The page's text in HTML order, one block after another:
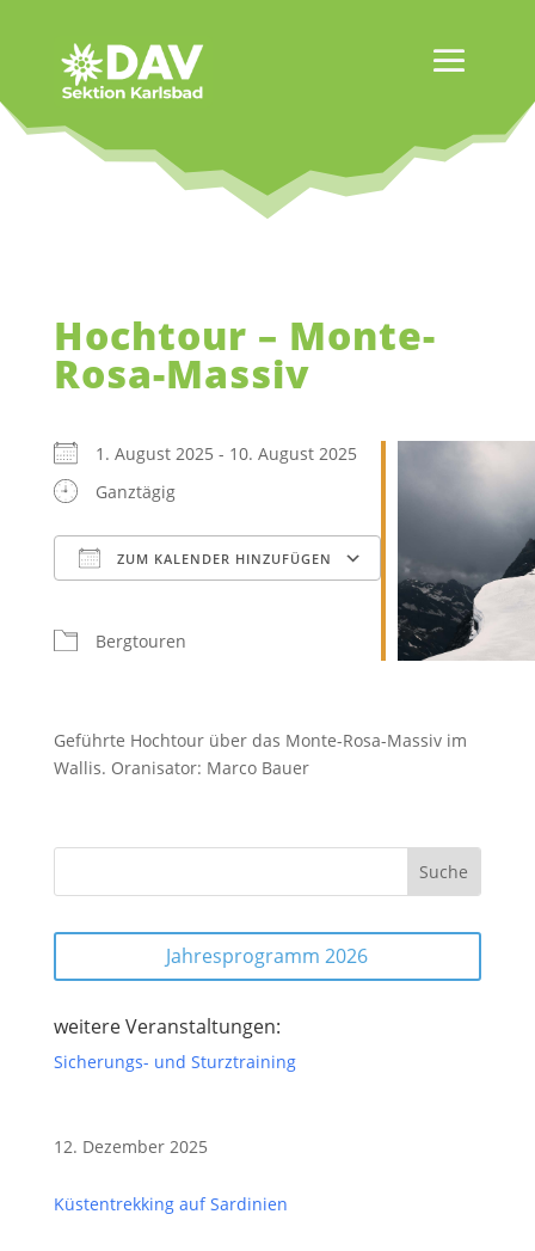
Hochtour – Monte-
Rosa-Massiv
1. August 2025 - 10. August 2025
Ganztägig
ZUM KALENDER HINZUFÜGEN
Outlook Live
Bergtouren
Geführte Hochtour über das Monte-Rosa-Massiv im
Wallis. Oranisator: Marco Bauer
Jahresprogramm 2026
weitere Veranstaltungen:
Sicherungs- und Sturztraining
12. Dezember 2025
Küstentrekking auf Sardinien